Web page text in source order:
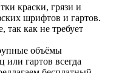
краски, грязи и
шрифтов и гартов.
как не требует
объёмы
или гартов всегда